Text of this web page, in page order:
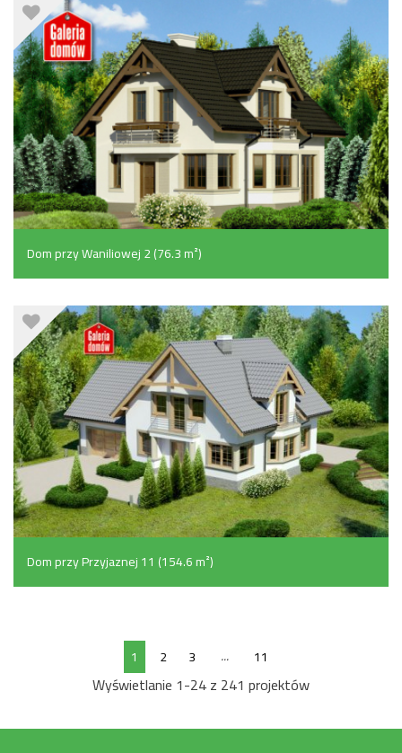
Dom przy Waniliowej 2 (76.3 m²)
Dom przy Przyjaznej 11 (154.6 m²)
1 2 3 ... 11
Wyświetlanie 1-24 z 241 projektów